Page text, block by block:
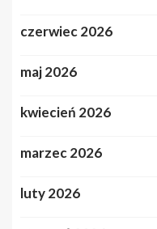
czerwiec 2026
maj 2026
kwiecień 2026
marzec 2026
luty 2026